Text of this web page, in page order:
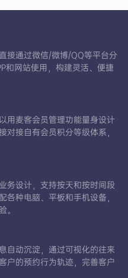
接通过微信/微博/QQ等平台分
和网站使用，构建灵活、便捷
用麦客会员管理功能量身设计
对接自有会员积分等级体系，
务设计，支持按天和按时间段
各种电脑、平板和手机设备，
。
自动沉淀，通过可视化的往来
户的预约行为轨迹，完善客户